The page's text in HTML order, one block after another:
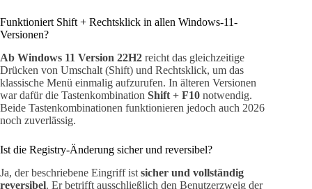
Funktioniert Shift + Rechtsklick in allen Windows-11-
Versionen?
Ab Windows 11 Version 22H2 reicht das gleichzeitige
Drücken von Umschalt (Shift) und Rechtsklick, um das
klassische Menü einmalig aufzurufen. In älteren Versionen
war dafür die Tastenkombination Shift + F10 notwendig.
Beide Tastenkombinationen funktionieren jedoch auch 2026
noch zuverlässig.
Ist die Registry-Änderung sicher und reversibel?
Ja, der beschriebene Eingriff ist sicher und vollständig
reversibel. Er betrifft ausschließlich den Benutzerzweig der